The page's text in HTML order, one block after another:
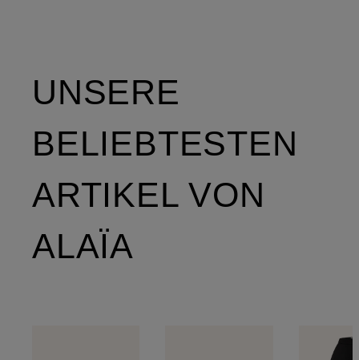
UNSERE
BELIEBTESTEN
ARTIKEL VON
ALAÏA